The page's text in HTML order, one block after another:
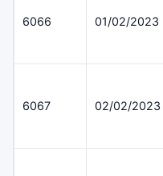
6066 01/02/2023
6067 02/02/2023